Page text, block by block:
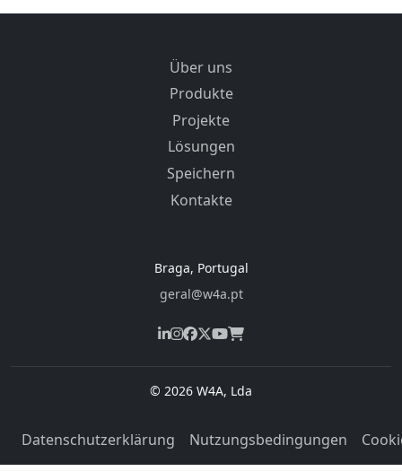
Über uns
Produkte
Projekte
Lösungen
Speichern
Kontakte
Braga, Portugal
geral@w4a.pt
© 2026 W4A, Lda
Datenschutzerklärung Nutzungsbedingungen